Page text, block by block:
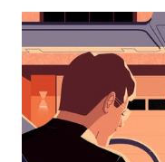
календарю
выбрать
дату.
Чтобы
закрыть
календарь,
нажмите
Esc.